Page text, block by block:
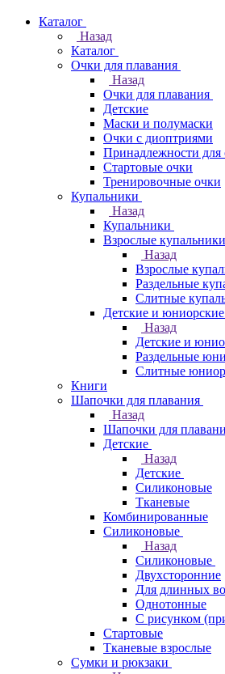
Каталог
Назад
Каталог
Очки для плавания
Назад
Очки для плавания
Детские
Маски и полумаски
Очки с диоптриями
Принадлежности для
Стартовые очки
Тренировочные очки
Купальники
Назад
Купальники
Взрослые купальники
Назад
Взрослые
Раздельные
Слитные
Детские и
Назад
Детские и
Раздельные
Слитные
Книги
Шапочки для плавания
Назад
Шапочки для
Детские
Назад
Детские
Силиконовые
Тканевые
Комбинированные
Силиконовые
Назад
Силиконовые
Двухсторонние
Для длинных
Однотонные
С рисунком
Стартовые
Тканевые взрослые
Сумки и рюкзаки